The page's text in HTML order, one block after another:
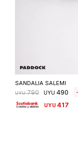
SANDALIA SALEMI
UYU 790 UYU 490
UYU 417